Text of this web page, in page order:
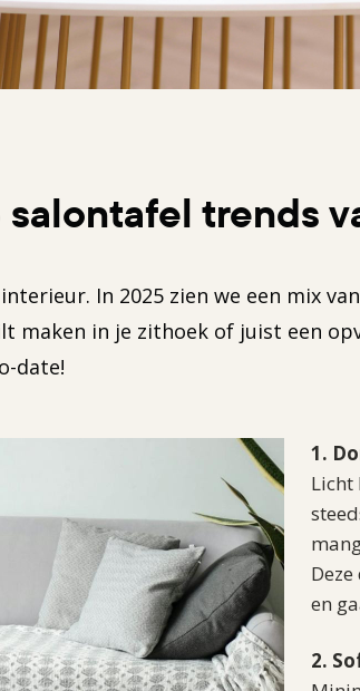
salontafel trends
In 2025 zien we een mix
maken in je zithoek of juist een
date!
1.
Licht
en
2.